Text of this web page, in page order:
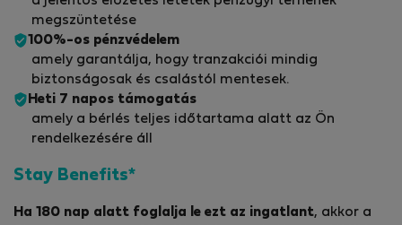
megszüntetése
100%-os pénzvédelem
amely garantálja, hogy tranzakciói mindig
biztonságosak és csalástól mentesek.
Heti 7 napos támogatás
amely a bérlés teljes időtartama alatt az Ön
rendelkezésére áll
Stay Benefits*
Ha 180 nap alatt foglalja le ezt az ingatlant, akkor a